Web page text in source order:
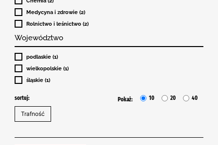
Medycyna i zdrowie (2)
Rolnictwo i leśnictwo (2)
Województwo
podlaskie (1)
wielkopolskie (1)
śląskie (1)
sortuj: Pokaż: 10 20 40